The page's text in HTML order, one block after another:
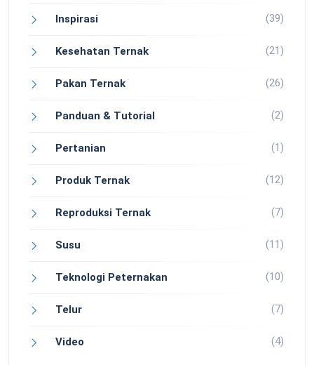
Inspirasi (39)
Kesehatan Ternak (21)
Pakan Ternak (26)
Panduan & Tutorial (2)
Pertanian (1)
Produk Ternak (12)
Reproduksi Ternak (7)
Susu (11)
Teknologi Peternakan (10)
Telur (7)
Video (4)